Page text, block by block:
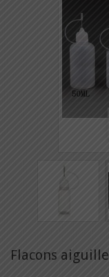
Flacons aiguille